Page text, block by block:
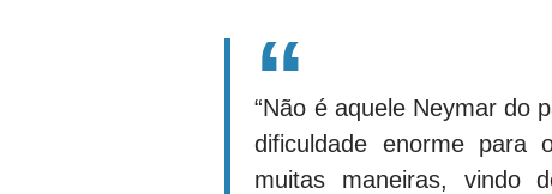
“Não é aquele Neymar do
dificuldade enorme para
muitas maneiras, vindo